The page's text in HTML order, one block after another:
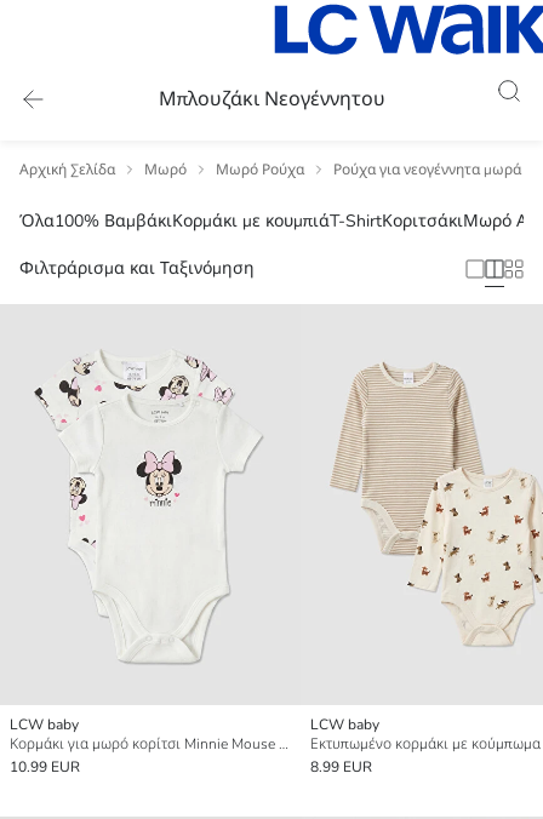
Μπλουζάκι Νεογέννητου
Αρχική Σελίδα Μωρό Μωρό Ρούχα Ρούχα για νεογέννητα μωρά
Όλα100% ΒαμβάκιΚορμάκι με κουμπιάT-ShirtΚοριτσάκιΜωρό
Φιλτράρισμα και Ταξινόμηση
LCW baby
Κορμάκι για μωρό κορίτσι Minnie Mouse με εκτύπωση, συσκευασία 2 τεμαχίων
10.99 EUR
LCW baby
8.99 EUR